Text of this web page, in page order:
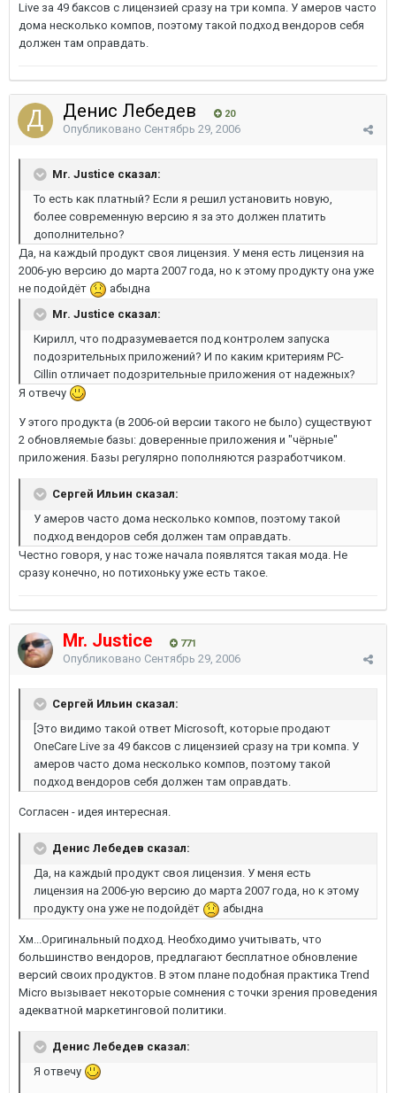
Live за 49 баксов с лицензией сразу на три компа. У амеров часто
дома несколько компов, поэтому такой подход вендоров себя
должен там оправдать.
Денис Лебедев 20
Опубликовано Сентябрь 29, 2006
Mr. Justice сказал:
То есть как платный? Если я решил установить новую,
более современную версию я за это должен платить
дополнительно?
Да, на каждый продукт своя лицензия. У меня есть лицензия на
2006-ую версию до марта 2007 года, но к этому продукту она уже
не подойдёт
абыдна
Mr. Justice сказал:
Кирилл, что подразумевается под контролем запуска
подозрительных приложений? И по каким критериям PC-
Cillin отличает подозрительные приложения от надежных?
Я отвечу
У этого продукта (в 2006-ой версии такого не было) существуют
2 обновляемые базы: доверенные приложения и "чёрные"
приложения. Базы регулярно пополняются разработчиком.
Сергей Ильин сказал:
У амеров часто дома несколько компов, поэтому такой
подход вендоров себя должен там оправдать.
Честно говоря, у нас тоже начала появлятся такая мода. Не
сразу конечно, но потихоньку уже есть такое.
Mr. Justice 771
Опубликовано Сентябрь 29, 2006
Сергей Ильин сказал:
[Это видимо такой ответ Microsoft, которые продают
OneCare Live за 49 баксов с лицензией сразу на три компа. У
амеров часто дома несколько компов, поэтому такой
подход вендоров себя должен там оправдать.
Согласен - идея интересная.
Денис Лебедев сказал:
Да, на каждый продукт своя лицензия. У меня есть
лицензия на 2006-ую версию до марта 2007 года, но к этому
продукту она уже не подойдёт
абыдна
Хм...Оригинальный подход. Необходимо учитывать, что
большинство вендоров, предлагают бесплатное обновление
версий своих продуктов. В этом плане подобная практика Trend
Micro вызывает некоторые сомнения с точки зрения проведения
адекватной маркетинговой политики.
Денис Лебедев сказал:
Я отвечу